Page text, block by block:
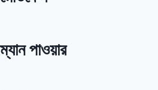
ম্যান পাওয়ার